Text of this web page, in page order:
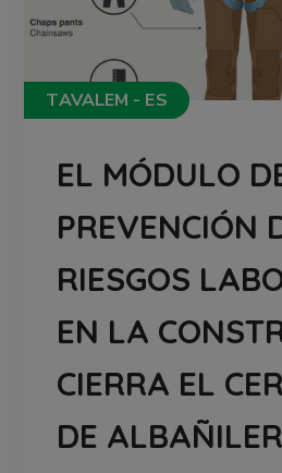
TAVALEM - ES
EL MÓDULO
PREVENCIÓN
RIESGOS
EN LA
CIERRA EL
DE